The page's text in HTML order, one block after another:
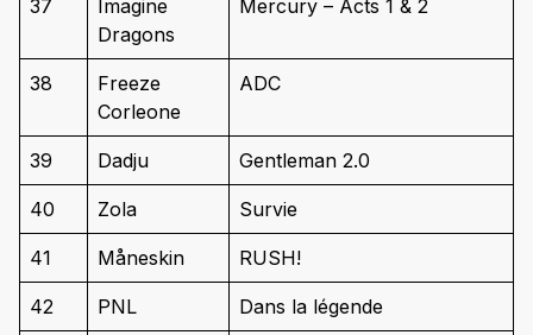
37
Imagine
Dragons
Mercury – Acts 1 & 2
38
Freeze
Corleone
ADC
39 Dadju Gentleman 2.0
40 Zola Survie
41 Måneskin RUSH!
42 PNL Dans la légende